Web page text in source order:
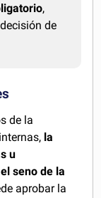
,
de
de la
la
u
seno de la
aprobar la